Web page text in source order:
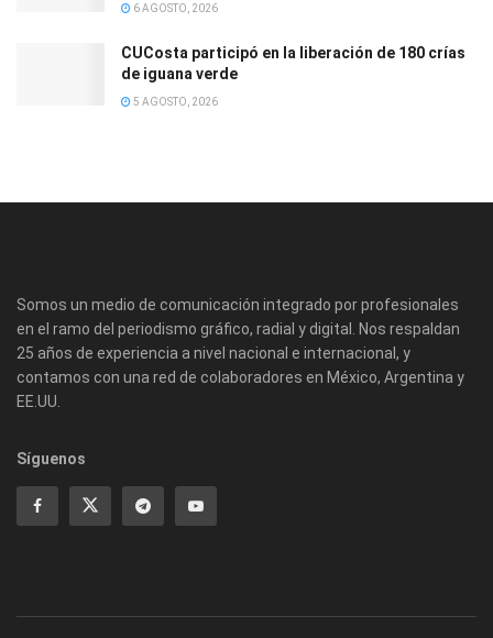
6 AGOSTO, 2026
CUCosta participó en la liberación de 180 crías
de iguana verde
5 AGOSTO, 2026
Somos un medio de comunicación integrado por profesionales
en el ramo del periodismo gráfico, radial y digital. Nos respaldan
25 años de experiencia a nivel nacional e internacional, y
contamos con una red de colaboradores en México, Argentina y
EE.UU.
Síguenos